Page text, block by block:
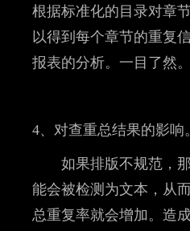
根据标准化的目录对章
以得到每个章节的重复
报表的分析。一目了然。
4、对查重总结果的影响。
如果排版不规范，那
能会被检测为文本，从
总重复率就会增加。造